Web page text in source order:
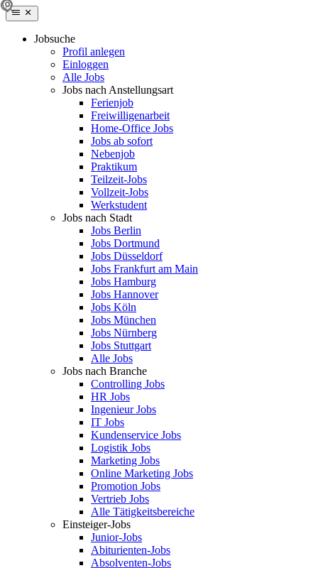
Jobsuche
Profil anlegen
Einloggen
Alle Jobs
Jobs nach Anstellungsart
Ferienjob
Freiwilligenarbeit
Home-Office Jobs
Jobs ab sofort
Nebenjob
Praktikum
Teilzeit-Jobs
Vollzeit-Jobs
Werkstudent
Jobs nach Stadt
Jobs Berlin
Jobs Dortmund
Jobs Düsseldorf
Jobs Frankfurt am Main
Jobs Hamburg
Jobs Hannover
Jobs Köln
Jobs München
Jobs Nürnberg
Jobs Stuttgart
Alle Jobs
Jobs nach Branche
Controlling Jobs
HR Jobs
Ingenieur Jobs
IT Jobs
Kundenservice Jobs
Logistik Jobs
Marketing Jobs
Online Marketing Jobs
Promotion Jobs
Vertrieb Jobs
Alle Tätigkeitsbereiche
Einsteiger-Jobs
Junior-Jobs
Abiturienten-Jobs
Absolventen-Jobs